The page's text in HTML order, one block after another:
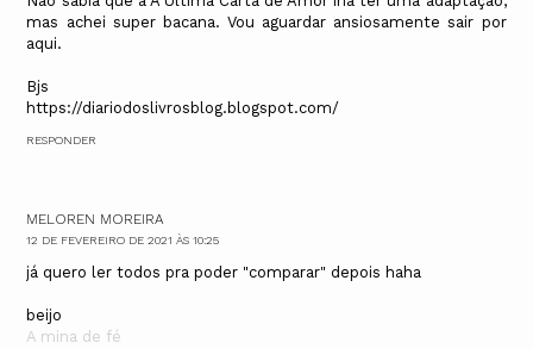
mas achei super bacana. Vou aguardar ansiosamente sair por
aqui.
Bjs
https://diariodoslivrosblog.blogspot.com/
RESPONDER
MELOREN MOREIRA
12 DE FEVEREIRO DE 2021 ÀS 10:25
já quero ler todos pra poder "comparar" depois haha
beijo
A mina de fé